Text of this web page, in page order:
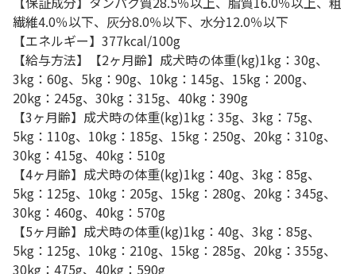
繊維4.0％以下、灰分8.0％以下、水分12.0％以下
【エネルギー】377kcal/100g
【給与方法】【2ヶ月齢】成犬時の体重(kg)1kg：30g、
3kg：60g、5kg：90g、10kg：145g、15kg：200g、
20kg：245g、30kg：315g、40kg：390g
【3ヶ月齢】成犬時の体重(kg)1kg：35g、3kg：75g、
5kg：110g、10kg：185g、15kg：250g、20kg：310g、
30kg：415g、40kg：510g
【4ヶ月齢】成犬時の体重(kg)1kg：40g、3kg：85g、
5kg：125g、10kg：205g、15kg：280g、20kg：345g、
30kg：460g、40kg：570g
【5ヶ月齢】成犬時の体重(kg)1kg：40g、3kg：85g、
5kg：125g、10kg：210g、15kg：285g、20kg：355g、
30kg：475g、40kg：590g